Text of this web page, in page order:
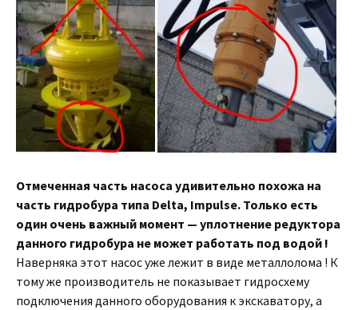
Отмеченная часть насоса удивительно похожа на
часть гидробура типа Delta, Impulse. Только есть
один очень важный момент — уплотнение редуктора
данного гидробура не может работать под водой !
Наверняка этот насос уже лежит в виде металлолома ! К
тому же производитель не показывает гидросхему
подключения данного оборудования к экскаватору, а